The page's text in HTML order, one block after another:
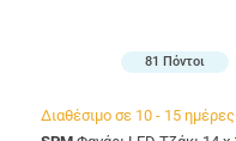
81 Πόντοι
Διαθέσιμο σε 10 - 15 ημέρες